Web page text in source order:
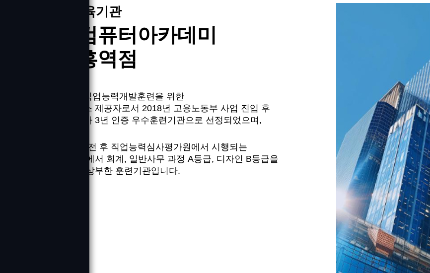
취업전문교육기관
두드림컴퓨터아카데미
용인기흥역점
용인기흥역점은 직업능력개발훈련을 위한
평생교육의 서비스 제공자로서 2018년 고용노동부 사업 진입 후
훈련기관 인증평가 3년 인증 우수훈련기관으로 선정되었으며,
2018년도 확장 이전 후 직업능력심사평가원에서 시행되는
훈련 이수자 평가에서 회계, 일반사무 과정 A등급, 디자인 B등급을
바로 획득한 명실상부한 훈련기관입니다.